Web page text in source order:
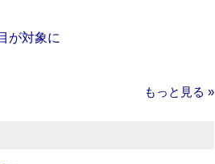
が対象に
もっと見る »